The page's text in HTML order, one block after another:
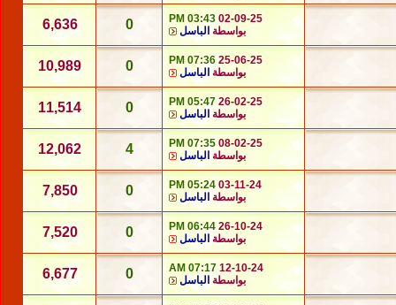
02-09-25
03:43 PM
بواسطة الباسل 0
6,636
25-06-25
07:36 PM
بواسطة الباسل 0
10,989
26-02-25
05:47 PM
بواسطة الباسل 0
11,514
08-02-25
07:35 PM
بواسطة الباسل 4
12,062
03-11-24
05:24 PM
بواسطة الباسل 0
7,850
26-10-24
06:44 PM
بواسطة الباسل 0
7,520
12-10-24
07:17 AM
بواسطة الباسل 0
6,677